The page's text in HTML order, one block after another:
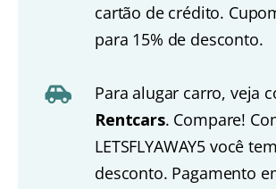
cartão de crédito.
para 15% de desconto.
Para alugar carro, veja
Rentcars. Compare!
LETSFLYAWAY5 você
desconto. Pagamento